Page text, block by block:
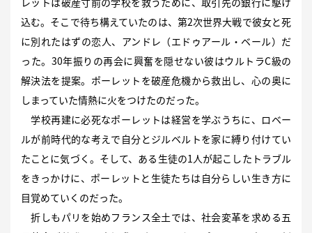
込む。そこで待ち構えていたのは、第2次世界大戦で彼女と死
に別れたはずの恋人、アンドレ（エドゥアール・ベール）だ
った。30年振りの再会に興奮を隠せない彼はウルトラC級の
解決法を提案。ポーレットを破産危機から救出し、心の奥に
しまっていた情熱に火をつけたのだった。
学校再建に必死なポーレットは経営を学ぶうちに、ロベー
ルが前時代的な考えで自分とジルベルトを家に縛り付けてい
たことに気づく。そして、ある生徒の1人が起こしたトラブル
をきっかけに、ポーレットと生徒たちは自分らしい生き方に
目覚めていくのだった。
折しもパリを始めフランス全土では、社会変革を求める五